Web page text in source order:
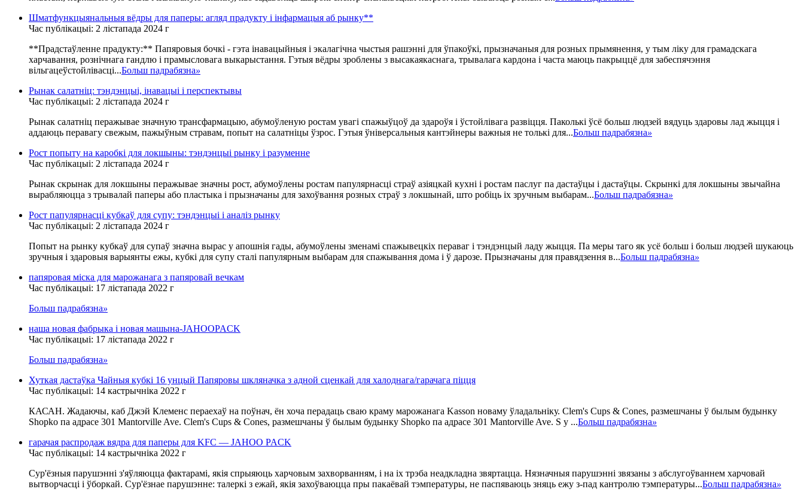
Шматфункцыянальныя вёдры для паперы: агляд прадукту і інфармацыя аб рынку**
Час публікацыі: 2 лістапада 2024 г
**Прадстаўленне прадукту:** Папяровыя бочкі - гэта інавацыйныя і экалагічна чыстыя рашэнні для ўпакоўкі, прызначаныя для розных прымянення, у тым ліку для грамадскага
харчавання, рознічнага гандлю і прамысловага выкарыстання. Гэтыя вёдры зроблены з высакаякаснага, трывалага кардона і часта маюць пакрыццё для забеспячэння
вільгацеўстойлівасці...Больш падрабязна»
Рынак салатніц: тэндэнцыі, інавацыі і перспектывы
Час публікацыі: 2 лістапада 2024 г
Рынак салатніц перажывае значную трансфармацыю, абумоўленую ростам увагі спажыўцоў да здароўя і ўстойлівага развіцця. Паколькі ўсё больш людзей вядуць здаровы лад жыцця і
аддаюць перавагу свежым, пажыўным стравам, попыт на салатніцы ўзрос. Гэтыя ўніверсальныя кантэйнеры важныя не толькі для...Больш падрабязна»
Рост попыту на каробкі для локшыны: тэндэнцыі рынку і разуменне
Час публікацыі: 2 лістапада 2024 г
Рынак скрынак для локшыны перажывае значны рост, абумоўлены ростам папулярнасці страў азіяцкай кухні і ростам паслуг па дастаўцы і дастаўцы. Скрынкі для локшыны звычайна
вырабляюцца з трывалай паперы або пластыка і прызначаны для захоўвання розных страў з локшынай, што робіць іх зручным выбарам...Больш падрабязна»
Рост папулярнасці кубкаў для супу: тэндэнцыі і аналіз рынку
Час публікацыі: 2 лістапада 2024 г
Попыт на рынку кубкаў для супаў значна вырас у апошнія гады, абумоўлены зменамі спажывецкіх пераваг і тэндэнцый ладу жыцця. Па меры таго як усё больш і больш людзей шукаюць
зручныя і здаровыя варыянты ежы, кубкі для супу сталі папулярным выбарам для спажывання дома і ў дарозе. Прызначаны для правядзення в...Больш падрабязна»
папяровая міска для марожанага з папяровай вечкам
Час публікацыі: 17 лістапада 2022 г
Больш падрабязна»
наша новая фабрыка і новая машына-JAHOOPACK
Час публікацыі: 17 лістапада 2022 г
Больш падрабязна»
Хуткая дастаўка Чайныя кубкі 16 унцый Папяровы шкляначка з адной сценкай для халоднага/гарачага піцця
Час публікацыі: 14 кастрычніка 2022 г
КАСАН. Жадаючы, каб Джэй Клеменс пераехаў на поўнач, ён хоча перадаць сваю краму марожанага Kasson новаму ўладальніку. Clem's Cups & Cones, размешчаны ў былым будынку
Shopko па адрасе 301 Mantorville Ave. Clem's Cups & Cones, размешчаны ў былым будынку Shopko па адрасе 301 Mantorville Ave. S у ...Больш падрабязна»
гарачая распродаж вядра для паперы для KFC — JAHOO PACK
Час публікацыі: 14 кастрычніка 2022 г
Сур'ёзныя парушэнні з'яўляюцца фактарамі, якія спрыяюць харчовым захворванням, і на іх трэба неадкладна звяртацца. Нязначныя парушэнні звязаны з абслугоўваннем харчовай
вытворчасці і ўборкай. Сур'ёзнае парушэнне: талеркі з ежай, якія захоўваюцца пры пакаёвай тэмпературы, не паспяваюць зняць ежу з-пад кантролю тэмпературы...Больш падрабязна»